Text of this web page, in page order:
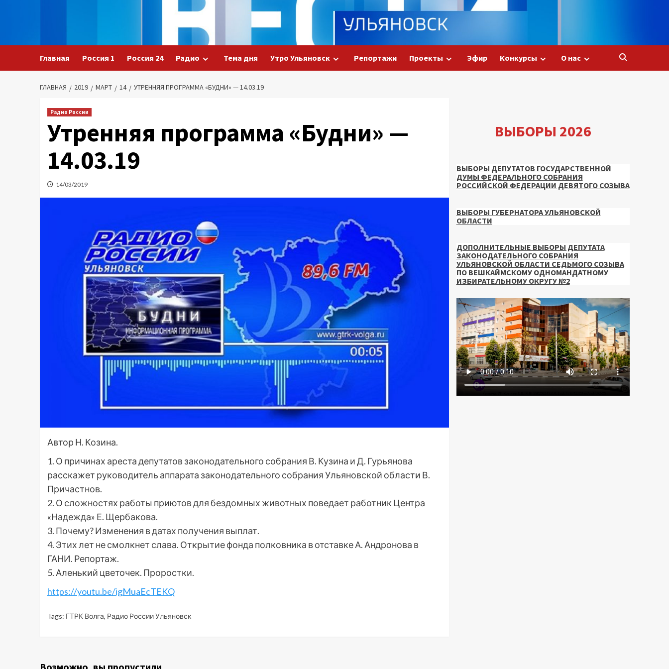
Главная Россия 1 Россия 24 Радио Тема дня Утро Ульяновск Репортажи Проекты Эфир Конкурсы О нас
ГЛАВНАЯ 2019 МАРТ 14 УТРЕННЯЯ ПРОГРАММА «БУДНИ» — 14.03.19
Радио России
Утренняя программа «Будни» —
14.03.19
14/03/2019
Автор Н. Козина.
1. О причинах ареста депутатов законодательного собрания В. Кузина и Д. Гурьянова
расскажет руководитель аппарата законодательного собрания Ульяновской области В.
Причастнов.
2. О сложностях работы приютов для бездомных животных поведает работник Центра
«Надежда» Е. Щербакова.
3. Почему? Изменения в датах получения выплат.
4. Этих лет не смолкнет слава. Открытие фонда полковника в отставке А. Андронова в
ГАНИ. Репортаж.
5. Аленький цветочек. Проростки.
https://youtu.be/igMuaEcTEKQ
Tags: ГТРК Волга, Радио России Ульяновск
ВЫБОРЫ 2026
ВЫБОРЫ ДЕПУТАТОВ ГОСУДАРСТВЕННОЙ
ДУМЫ ФЕДЕРАЛЬНОГО СОБРАНИЯ
РОССИЙСКОЙ ФЕДЕРАЦИИ ДЕВЯТОГО СОЗЫВА
ВЫБОРЫ ГУБЕРНАТОРА УЛЬЯНОВСКОЙ
ОБЛАСТИ
ДОПОЛНИТЕЛЬНЫЕ ВЫБОРЫ ДЕПУТАТА
ЗАКОНОДАТЕЛЬНОГО СОБРАНИЯ
УЛЬЯНОВСКОЙ ОБЛАСТИ СЕДЬМОГО СОЗЫВА
ПО ВЕШКАЙМСКОМУ ОДНОМАНДАТНОМУ
ИЗБИРАТЕЛЬНОМУ ОКРУГУ №2